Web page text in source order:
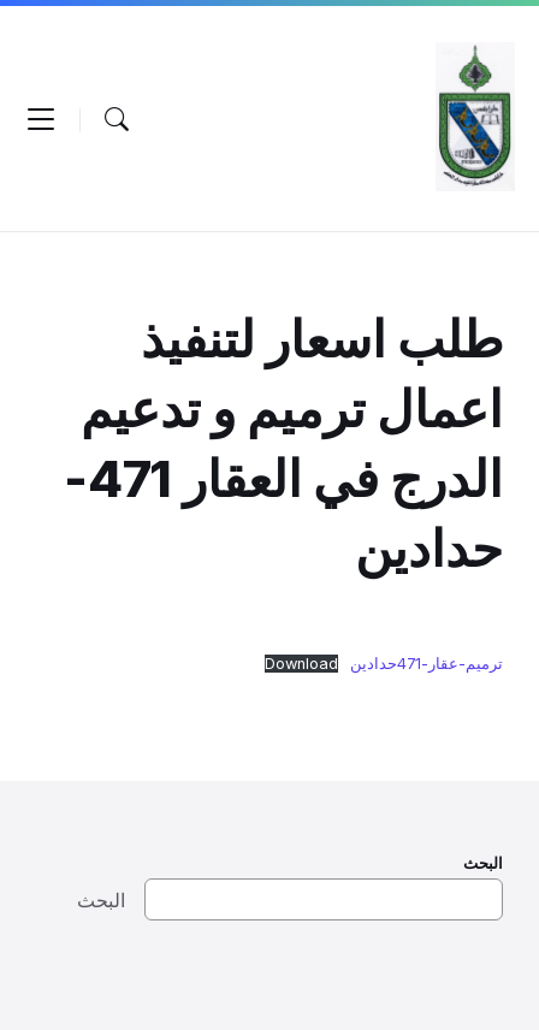
Skip
content
Skip
navigation
Skip
طلب اسعار لتنفيذ
اعمال ترميم و تدعيم
الدرج في العقار 471-
حدادين
ترميم-عقار-471حدادين Download
البحث
البحث